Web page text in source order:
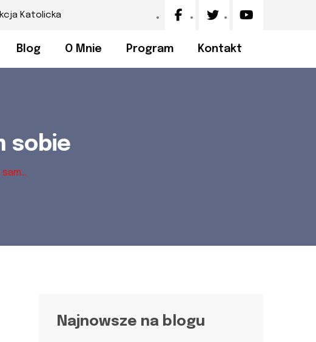
Katolicka
Blog O Mnie Program Kontakt
sobie
Najnowsze na blogu